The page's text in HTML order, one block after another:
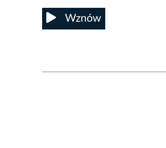
Wznów